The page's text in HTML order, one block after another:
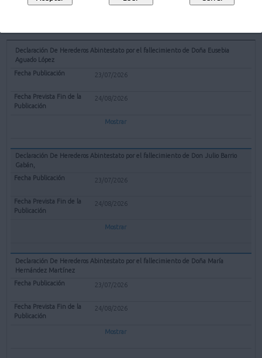
Declaración De Herederos Abintestato por el fallecimiento de Doña Eusebia
Aguado López
23/07/2026
24/08/2026
Mostrar
Declaración De Herederos Abintestato por el fallecimiento de Don Julio Barrio
Gabán,
23/07/2026
24/08/2026
Mostrar
Declaración De Herederos Abintestato por el fallecimiento de Doña María
Hernández Martínez
23/07/2026
24/08/2026
Mostrar